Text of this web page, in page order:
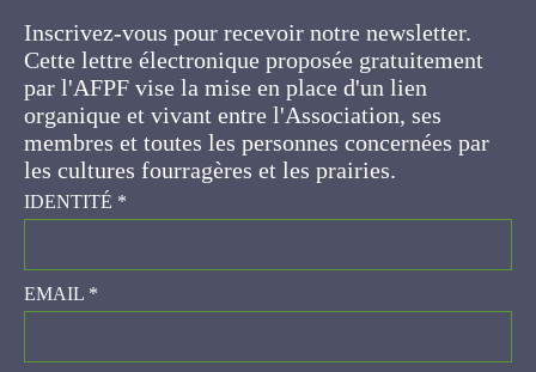
Cette lettre électronique proposée
gratuitement par l'AFPF vise la mise en place
d'un lien organique et vivant entre l'Association,
ses membres et toutes les personnes
concernées par les cultures fourragères et les
prairies.
IDENTITÉ*
EMAIL*